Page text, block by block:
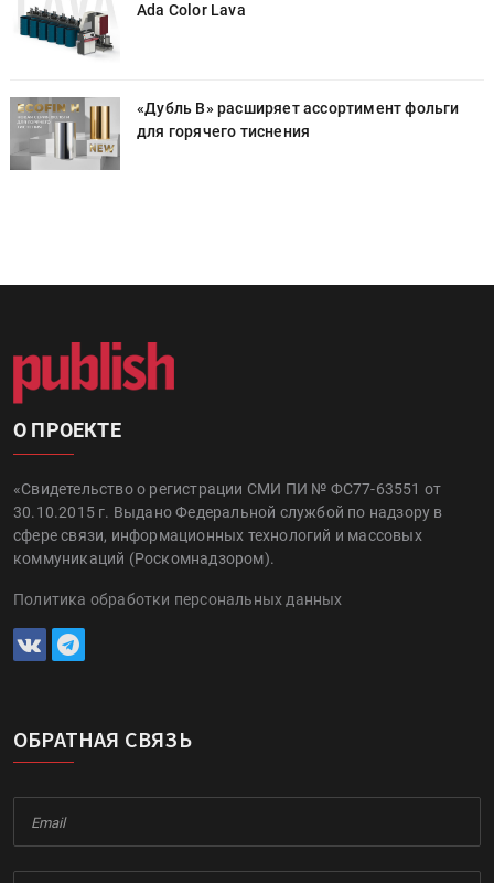
Ada Color Lava
«Дубль В» расширяет ассортимент фольги
для горячего тиснения
О ПРОЕКТЕ
«Свидетельство о регистрации СМИ ПИ № ФС77-63551 от
30.10.2015 г. Выдано Федеральной службой по надзору в
сфере связи, информационных технологий и массовых
коммуникаций (Роскомнадзором).
Политика обработки персональных данных
ОБРАТНАЯ СВЯЗЬ